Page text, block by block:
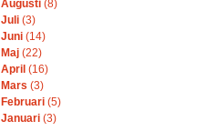
Augusti (8)
Juli (3)
Juni (14)
Maj (22)
April (16)
Mars (3)
Februari (5)
Januari (3)